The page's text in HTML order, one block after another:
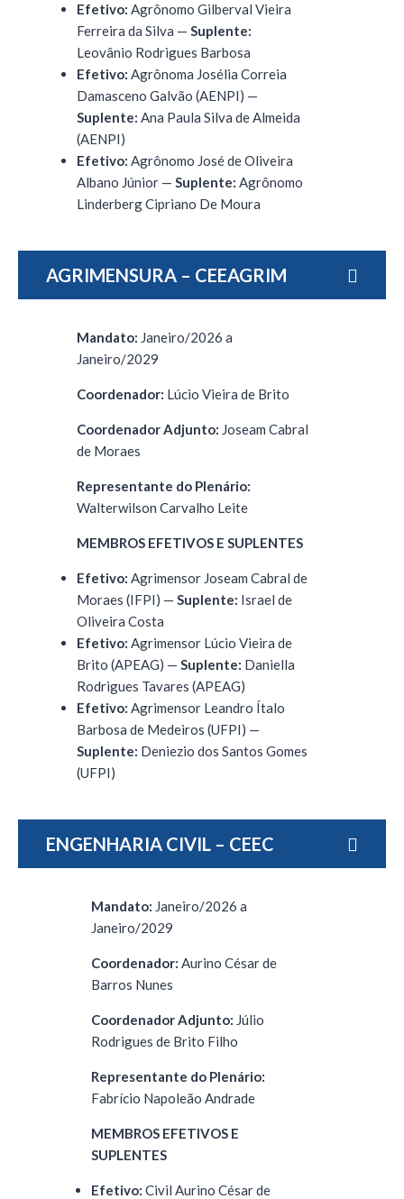
Efetivo: Agrônomo Gilberval Vieira
Ferreira da Silva — Suplente:
Leovânio Rodrigues Barbosa
Efetivo: Agrônoma Josélia Correia
Damasceno Galvão (AENPI) —
Suplente: Ana Paula Silva de Almeida
(AENPI)
Efetivo: Agrônomo José de Oliveira
Albano Júnior — Suplente: Agrônomo
Linderberg Cipriano De Moura
AGRIMENSURA – CEEAGRIM
Mandato: Janeiro/2026 a
Janeiro/2029
Coordenador: Lúcio Vieira de Brito
Coordenador Adjunto: Joseam Cabral
de Moraes
Representante do Plenário:
Walterwilson Carvalho Leite
MEMBROS EFETIVOS E SUPLENTES
Efetivo: Agrimensor Joseam Cabral de
Moraes (IFPI) — Suplente: Israel de
Oliveira Costa
Efetivo: Agrimensor Lúcio Vieira de
Brito (APEAG) — Suplente: Daniella
Rodrigues Tavares (APEAG)
Efetivo: Agrimensor Leandro Ítalo
Barbosa de Medeiros (UFPI) —
Suplente: Deniezio dos Santos Gomes
(UFPI)
ENGENHARIA CIVIL – CEEC
Mandato: Janeiro/2026 a
Janeiro/2029
Coordenador: Aurino César de
Barros Nunes
Coordenador Adjunto: Júlio
Rodrigues de Brito Filho
Representante do Plenário:
Fabrício Napoleão Andrade
MEMBROS EFETIVOS E
SUPLENTES
Efetivo: Civil Aurino César de